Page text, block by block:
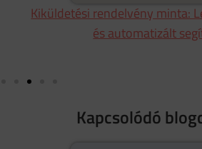
Kiküldetési rendelvény minta:
és automatizált
Kapcsolódó